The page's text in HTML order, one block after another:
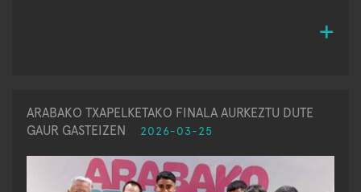
ARABAKO TXAPELKETAKO FINALA AURKEZTU DUTE
GAUR GASTEIZEN
2026-03-25